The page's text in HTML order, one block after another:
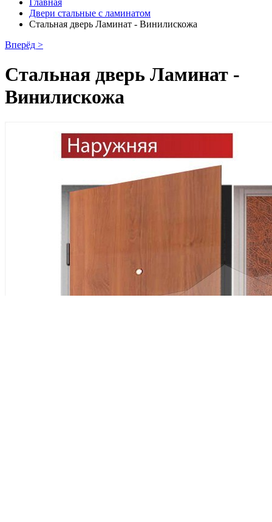
Главная
Двери стальные с ламинатом
Стальная дверь Ламинат - Винилискожа
Вперёд >
Стальная дверь Ламинат -
Винилискожа